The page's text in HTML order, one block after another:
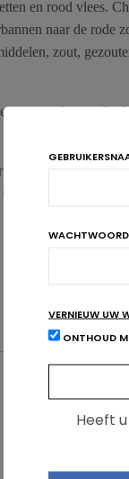
en rood vlees.
naar de rode
zout,
er geen
Vlaams Gewest
VLAANDEREN
WACHTWOORD
VERNIEUW UW
ONTHOUD
Heeft